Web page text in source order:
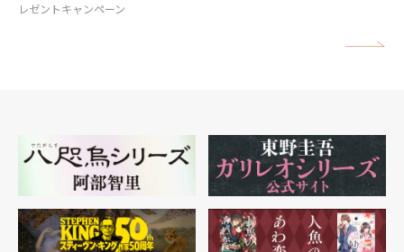
レゼントキャンペーン